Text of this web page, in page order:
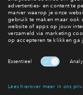
Ook wonen in
Bekijk
Hiermee blijf je op de